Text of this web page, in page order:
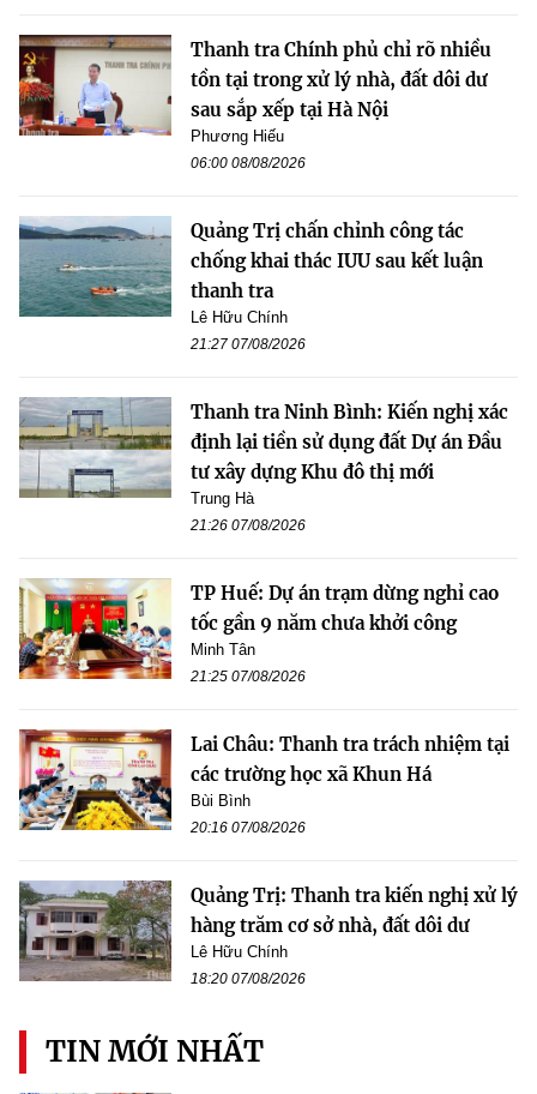
Thanh tra Chính phủ chỉ rõ nhiều
tồn tại trong xử lý nhà, đất dôi dư
sau sắp xếp tại Hà Nội
Phương Hiếu
06:00 08/08/2026
Quảng Trị chấn chỉnh công tác
chống khai thác IUU sau kết luận
thanh tra
Lê Hữu Chính
21:27 07/08/2026
Thanh tra Ninh Bình: Kiến nghị xác
định lại tiền sử dụng đất Dự án Đầu
tư xây dựng Khu đô thị mới
Trung Hà
21:26 07/08/2026
TP Huế: Dự án trạm dừng nghỉ cao
tốc gần 9 năm chưa khởi công
Minh Tân
21:25 07/08/2026
Lai Châu: Thanh tra trách nhiệm tại
các trường học xã Khun Há
Bùi Bình
20:16 07/08/2026
Quảng Trị: Thanh tra kiến nghị xử lý
hàng trăm cơ sở nhà, đất dôi dư
Lê Hữu Chính
18:20 07/08/2026
TIN MỚI NHẤT